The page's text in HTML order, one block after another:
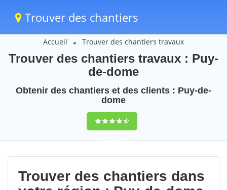
Trouver des chantiers
Accueil Trouver des chantiers travaux
Trouver des chantiers travaux : Puy-
de-dome
Obtenir des chantiers et des clients : Puy-de-
dome
9,5(100%)73
votes
Trouver des chantiers dans